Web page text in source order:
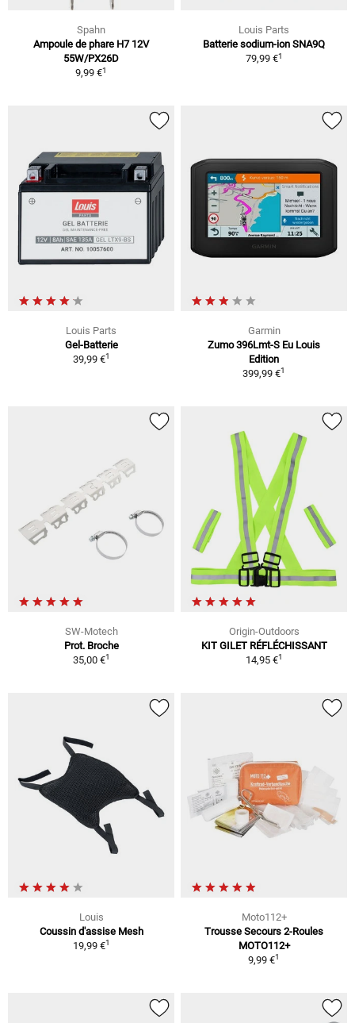
Spahn
Ampoule de phare H7 12V
55W/PX26D
9,99 €1
Louis Parts
Batterie sodium-ion SNA9Q
79,99 €1
Louis Parts
Gel-Batterie
39,99 €1
Garmin
Zumo 396Lmt-S Eu Louis
Edition
399,99 €1
SW-Motech
Prot. Broche
35,00 €1
Origin-Outdoors
KIT GILET RÉFLÉCHISSANT
14,95 €1
Louis
Coussin d'assise Mesh
19,99 €1
Moto112+
Trousse Secours 2-Roules
MOTO112+
9,99 €1